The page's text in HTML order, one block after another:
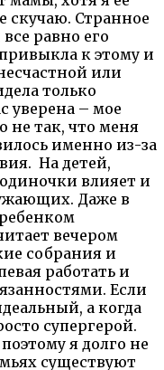
скучаю. Странное
равно его
к этому и
или
только
уверена – мое
не так, что меня
именно из-за
На детей,
влияет и
Даже в
вечером
собрания и
работать и
Если
а когда
супергерой.
я долго не
существуют